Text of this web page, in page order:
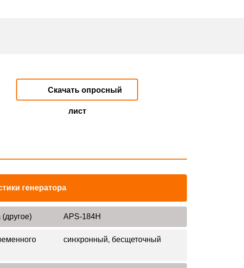
Скачать опросный
лист
генератора
APS-184H
синхронный, бесщеточный